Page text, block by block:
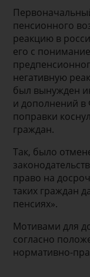
пенсионного
реакцию в
его с
негативную
был вынужден
и дополнений в
поправки
граждан.
Так, было
право на
таких граждан
пенсиях».
Мотивами для
согласно
нормативно-